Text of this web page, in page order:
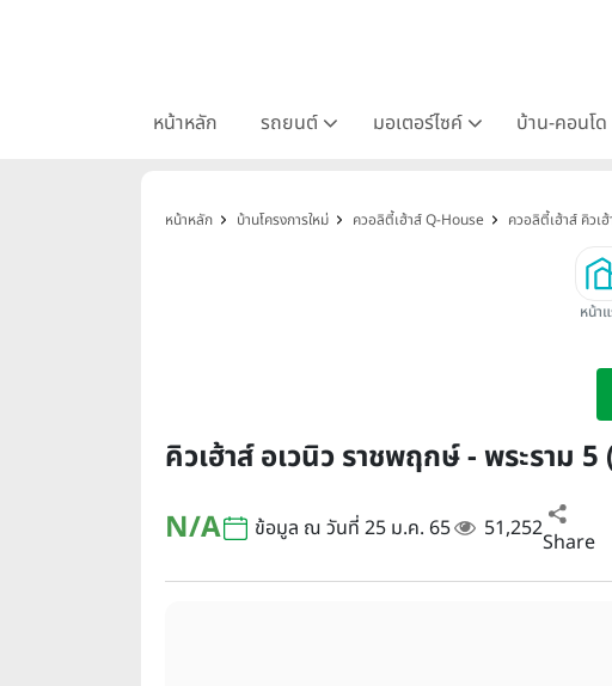
หน้าหลัก รถยนต์ มอเตอร์ไซค์ บ้าน-คอนโด
หน้าหลัก บ้านโครงการใหม่ ควอลิตี้เฮ้าส์ Q-House ควอลิตี้เฮ้าส์ คิวเ
หน้า
คิวเฮ้าส์ อเวนิว ราชพฤกษ์ - พระราม
N/A
ข้อมูล ณ วันที่ 25 ม.ค. 65 51,252Share